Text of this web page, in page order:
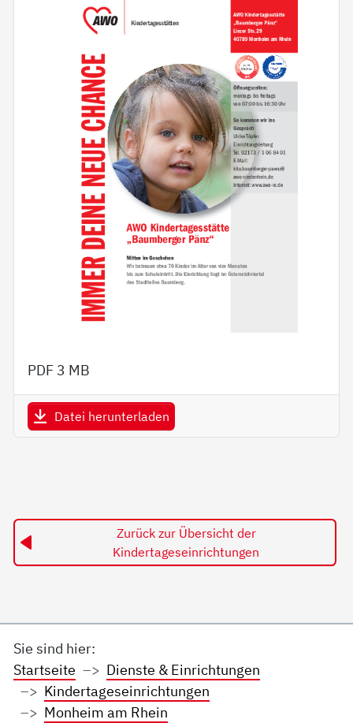
PDF 3 MB
Datei herunterladen
Zurück zur Übersicht der
Kindertageseinrichtungen
Sie sind hier:
Startseite
Dienste & Einrichtungen
Kindertageseinrichtungen
Monheim am Rhein